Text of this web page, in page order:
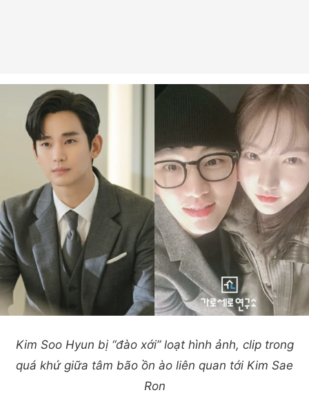
Kim Soo Hyun bị “đào xới” loạt hình ảnh, clip trong
quá khứ giữa tâm bão ồn ào liên quan tới Kim Sae
Ron